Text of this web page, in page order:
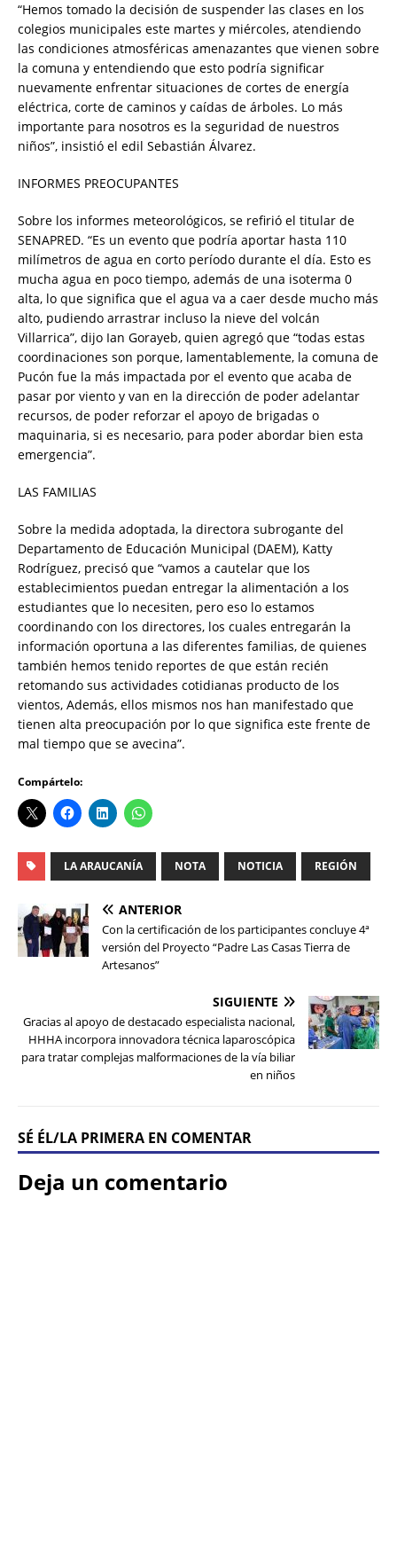
“Hemos tomado la decisión de suspender las clases en los
colegios municipales este martes y miércoles, atendiendo
las condiciones atmosféricas amenazantes que vienen sobre
la comuna y entendiendo que esto podría significar
nuevamente enfrentar situaciones de cortes de energía
eléctrica, corte de caminos y caídas de árboles. Lo más
importante para nosotros es la seguridad de nuestros
niños”, insistió el edil Sebastián Álvarez.
INFORMES PREOCUPANTES
Sobre los informes meteorológicos, se refirió el titular de
SENAPRED. “Es un evento que podría aportar hasta 110
milímetros de agua en corto período durante el día. Esto es
mucha agua en poco tiempo, además de una isoterma 0
alta, lo que significa que el agua va a caer desde mucho más
alto, pudiendo arrastrar incluso la nieve del volcán
Villarrica”, dijo Ian Gorayeb, quien agregó que “todas estas
coordinaciones son porque, lamentablemente, la comuna de
Pucón fue la más impactada por el evento que acaba de
pasar por viento y van en la dirección de poder adelantar
recursos, de poder reforzar el apoyo de brigadas o
maquinaria, si es necesario, para poder abordar bien esta
emergencia”.
LAS FAMILIAS
Sobre la medida adoptada, la directora subrogante del
Departamento de Educación Municipal (DAEM), Katty
Rodríguez, precisó que “vamos a cautelar que los
establecimientos puedan entregar la alimentación a los
estudiantes que lo necesiten, pero eso lo estamos
coordinando con los directores, los cuales entregarán la
información oportuna a las diferentes familias, de quienes
también hemos tenido reportes de que están recién
retomando sus actividades cotidianas producto de los
vientos, Además, ellos mismos nos han manifestado que
tienen alta preocupación por lo que significa este frente de
mal tiempo que se avecina”.
Compártelo:
LA ARAUCANÍA NOTA NOTICIA REGIÓN
ANTERIOR
Con la certificación de los participantes concluye 4ª
versión del Proyecto “Padre Las Casas Tierra de
Artesanos”
SIGUIENTE
Gracias al apoyo de destacado especialista nacional,
HHHA incorpora innovadora técnica laparoscópica
para tratar complejas malformaciones de la vía biliar
en niños
SÉ ÉL/LA PRIMERA EN COMENTAR
Deja un comentario